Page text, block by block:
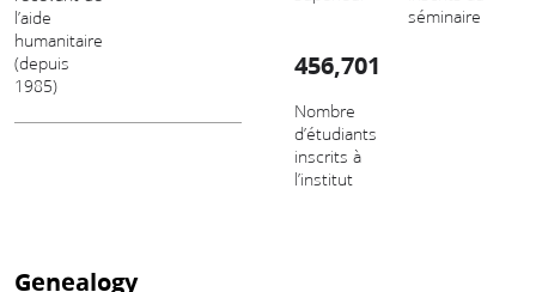
l’aide
humanitaire
(depuis
1985)
séminaire
456,701
Nombre
d’étudiants
inscrits à
l’institut
Genealogy